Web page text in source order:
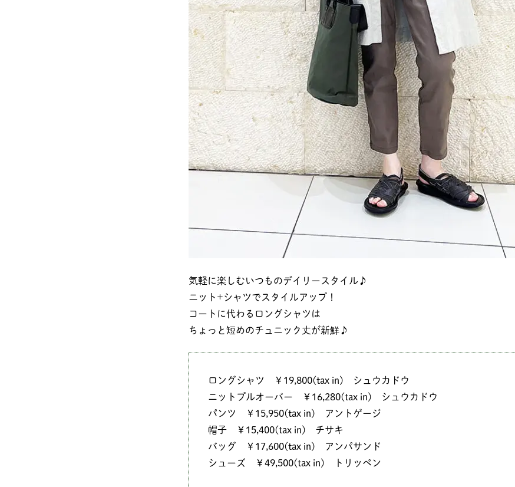
気軽に楽しむいつものデイリースタイル♪
ニット+シャツでスタイルアップ！
コートに代わるロングシャツは
ちょっと短めのチュニック丈が新鮮♪
ロングシャツ ￥19,800(tax in) シュウカドウ
ニットプルオーバー ￥16,280(tax in) シュウカドウ
パンツ ￥15,950(tax in) アントゲージ
帽子 ￥15,400(tax in) チサキ
バッグ ￥17,600(tax in) アンパサンド
シューズ ￥49,500(tax in) トリッペン